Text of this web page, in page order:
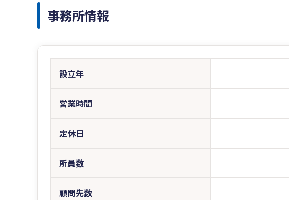
事務所情報
設立年
営業時間
定休日
所員数
顧問先数